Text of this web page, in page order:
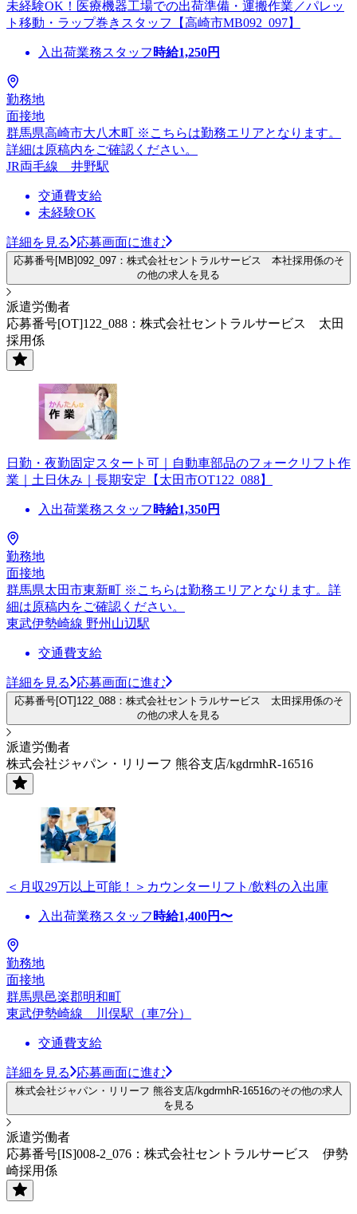
未経験OK！医療機器工場での出荷準備・運搬作業／パレッ
ト移動・ラップ巻きスタッフ【高崎市MB092_097】
入出荷業務スタッフ 時給1,250円
勤務地
面接地
群馬県高崎市大八木町 ※こちらは勤務エリアとなります。
詳細は原稿内をご確認ください。
JR両毛線 井野駅
交通費支給
未経験OK
詳細を見る 応募画面に進む
応募番号[MB]092_097：株式会社セントラルサービス 本社採用係のそ
の他の求人を見る
派遣労働者
応募番号[OT]122_088：株式会社セントラルサービス 太田
採用係
日勤・夜勤固定スタート可｜自動車部品のフォークリフト作
業｜土日休み｜長期安定【太田市OT122_088】
入出荷業務スタッフ 時給1,350円
勤務地
面接地
群馬県太田市東新町 ※こちらは勤務エリアとなります。詳
細は原稿内をご確認ください。
東武伊勢崎線 野州山辺駅
交通費支給
詳細を見る 応募画面に進む
応募番号[OT]122_088：株式会社セントラルサービス 太田採用係のそ
の他の求人を見る
派遣労働者
株式会社ジャパン・リリーフ 熊谷支店/kgdrmhR-16516
＜月収29万以上可能！＞カウンターリフト/飲料の入出庫
入出荷業務スタッフ 時給1,400円〜
勤務地
面接地
群馬県邑楽郡明和町
東武伊勢崎線 川俣駅（車7分）
交通費支給
詳細を見る 応募画面に進む
株式会社ジャパン・リリーフ 熊谷支店/kgdrmhR-16516のその他の求人
を見る
派遣労働者
応募番号[IS]008-2_076：株式会社セントラルサービス 伊勢
崎採用係